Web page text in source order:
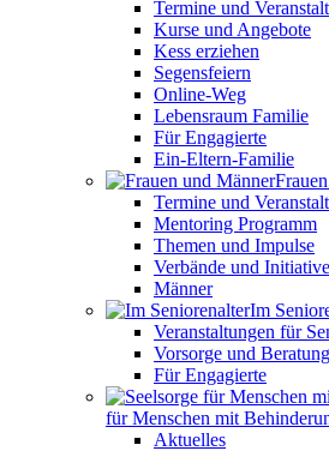
Termine und
Kurse und Angebote
Kess erziehen
Segensfeiern
Online-Weg
Lebensraum Familie
Für Engagierte
Ein-Eltern-Familie
Termine und
Mentoring Programm
Themen und Impulse
Verbände und
Männer
Im
Veranstaltungen für
Vorsorge und Beratung
Für Engagierte
für Menschen mit
Aktuelles